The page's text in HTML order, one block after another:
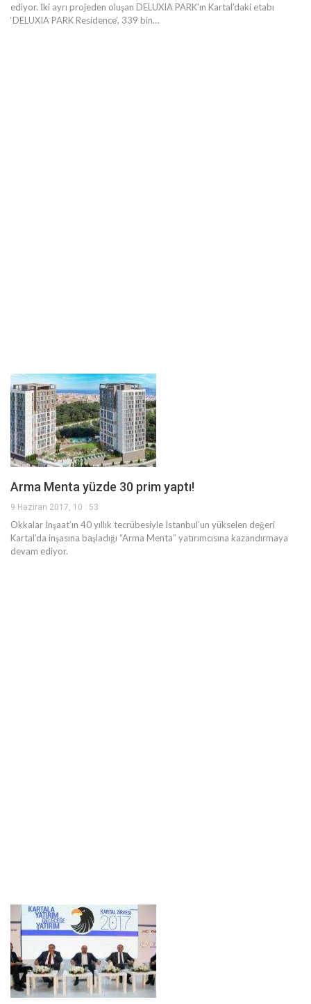
ediyor. İki ayrı projeden oluşan DELUXIA PARK’ın Kartal’daki etabı
‘DELUXIA PARK Residence’, 339 bin…
Arma Menta yüzde 30 prim yaptı!
9 Haziran 2017, 10 : 53
Okkalar İnşaat’ın 40 yıllık tecrübesiyle İstanbul’un yükselen değeri
Kartal’da inşasına başladığı “Arma Menta” yatırımcısına kazandırmaya
devam ediyor.